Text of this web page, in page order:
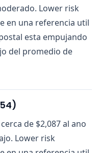
Lower risk
en una referencia util
esta empujando
del promedio de
)
de $2,087 al ano
Lower risk